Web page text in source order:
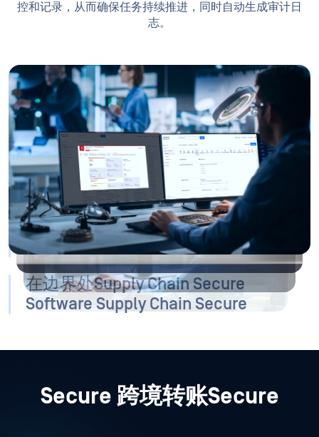
控和记录，从而确保任务持续推进，同时自动生成审计日
志。
在边界处阻止高级威胁
Metascan™Multiscanning 30 多种杀毒引擎，检测率高达
99.2%。Deep CDR™ 技术可从 200 多种文件类型中剥离所
有活动内容，并重建干净、可用的文件。Adaptive
Sandbox 与OPSWAT Reputation Service结合使用时，零日
漏洞检测Sandbox 99.9%。
保护您现有的基础设施
用自动化取代人工操作中的瓶颈
在边界处Supply Chain Secure
Software Supply Chain Secure
Secure 跨境转账Secure